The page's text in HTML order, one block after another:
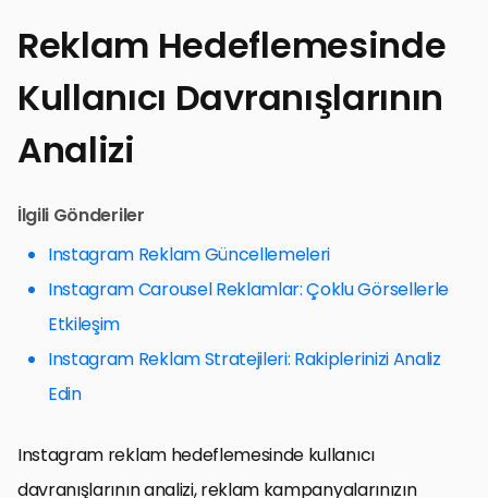
Reklam Hedeflemesinde
Kullanıcı Davranışlarının
Analizi
İlgili Gönderiler
Instagram Reklam Güncellemeleri
Instagram Carousel Reklamlar: Çoklu Görsellerle
Etkileşim
Instagram Reklam Stratejileri: Rakiplerinizi Analiz
Edin
Instagram reklam hedeflemesinde kullanıcı
davranışlarının analizi, reklam kampanyalarınızın